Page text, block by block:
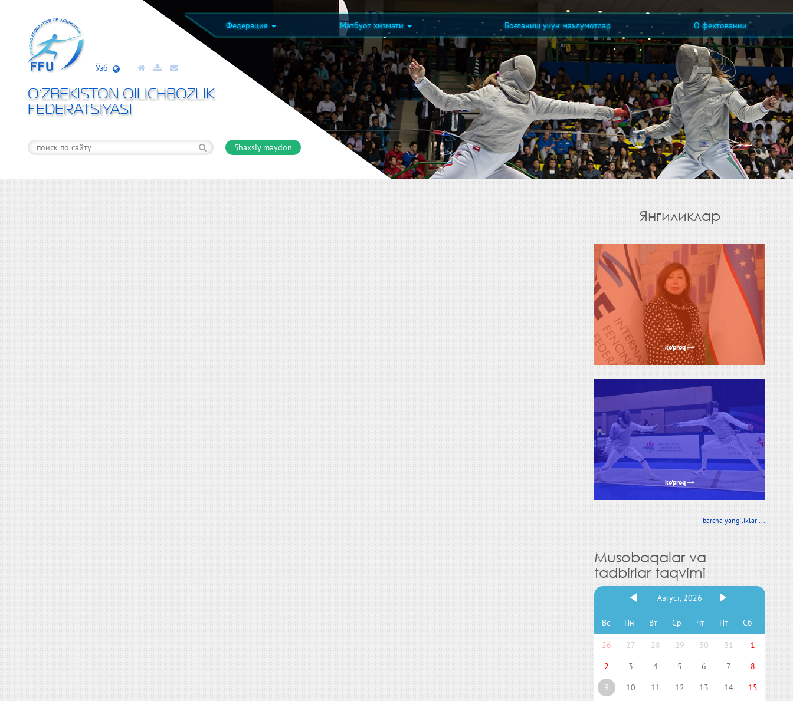
Федерация Матбуот хизмати Боғланиш учун маълумотлар О фехтовании
Ўзб
O’ZBEKISTON QILICHBOZLIK
FEDERATSIYASI
Shaxsiy maydon
Янгиликлар
ko'proq
ko'proq
barcha yangiliklar ...
Musobaqalar va
tadbirlar taqvimi
Август, 2026
Вс Пн Вт Ср Чт Пт Сб
26 27 28 29 30 31
1
2
3 4 5 6 7
8
9
10 11 12 13 14
15